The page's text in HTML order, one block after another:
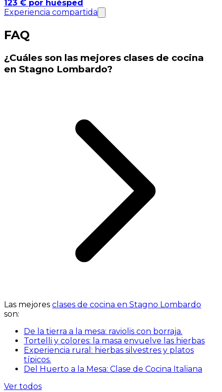
123 € por huésped
Experiencia compartida
FAQ
¿Cuáles son las mejores clases de cocina
en Stagno Lombardo?
Las mejores clases de cocina en Stagno Lombardo
son:
De la tierra a la mesa: raviolis con borraja.
Tortelli y colores: la masa envuelve las hierbas
Experiencia rural: hierbas silvestres y platos
típicos.
Del Huerto a la Mesa: Clase de Cocina Italiana
Ver todos